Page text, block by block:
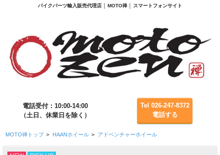
バイクパーツ輸入販売代理店 │ MOTO禅 │ スマートフォンサイト
電話受付：10:00-14:00
（土日、休業日を除く）
Tel 026-247-8372
電話する
MOTO禅トップ > HAANホイール > アドベンチャーホイール